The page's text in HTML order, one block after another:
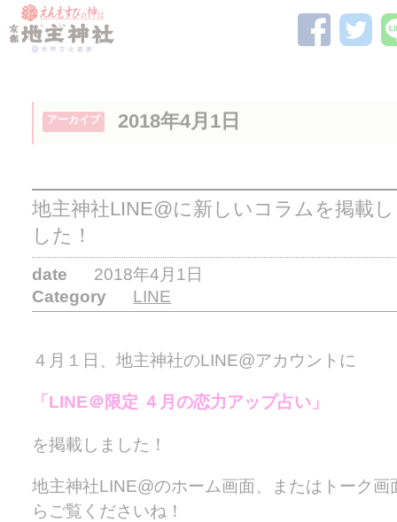
アーカイブ 2018年4月1日
地主神社LINE@に新しいコラムを掲載
した！
date
2018年4月1日
Category
LINE
４月１日、地主神社のLINE@アカウントに
「LINE＠限定 ４月の恋力アップ占い」
を掲載しました！
地主神社LINE@のホーム画面、またはトーク画
らご覧くださいね！